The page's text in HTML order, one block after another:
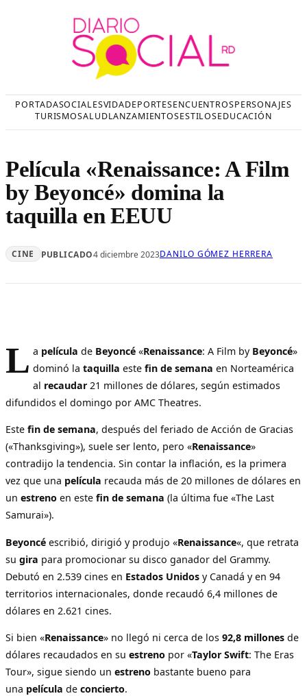
PORTADASOCIALESVIDADEPORTESENCUENTROSPERSONAJES
TURISMOSALUDLANZAMIENTOSESTILOSEDUCACIÓN
Película «Renaissance: A Film
by Beyoncé» domina la
taquilla en EEUU
CINE PUBLICADO4 diciembre 2023DANILO GÓMEZ HERRERA
L a película de Beyoncé «Renaissance: A Film by Beyoncé»
dominó lataquilla estefin de semana en Norteamérica
al recaudar21 millones de dólares, según estimados
difundidos el domingo por AMC Theatres.
Este fin de semana, después del feriado de Acción de Gracias
(«Thanksgiving»), suele ser lento, pero «Renaissance»
contradijo la tendencia. Sin contar la inflación, es la primera
vez que una película recauda más de 20 millones de dólares en
un estreno en este fin de semana (la última fue «The Last
Samurai»).
Beyoncé escribió, dirigió y produjo «Renaissance«, que retrata
su gira para promocionar su disco ganador del Grammy.
Debutó en 2.539 cines en Estados Unidos y Canadá y en 94
territorios internacionales, donde recaudó 6,4 millones de
dólares en 2.621 cines.
Si bien «Renaissance» no llegó ni cerca de los 92,8 millones de
dólares recaudados en su estreno por «Taylor Swift: The Eras
Tour», sigue siendo un estreno bastante bueno para
una película de concierto.